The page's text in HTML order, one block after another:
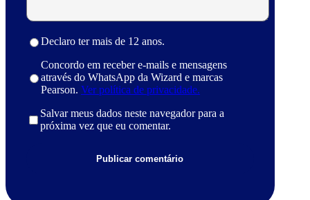
Declaro ter mais de 12 anos.
Concordo em receber e-mails e mensagens
através do WhatsApp da Wizard e marcas
Pearson. Ver política de privacidade.
Salvar meus dados neste navegador para a
próxima vez que eu comentar.